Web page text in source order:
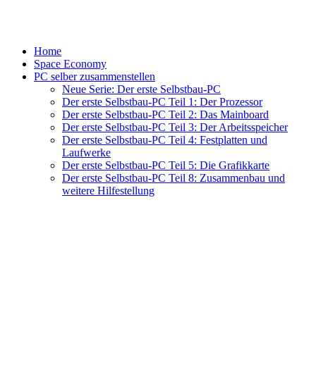
Home
Space Economy
PC selber zusammenstellen
Neue Serie: Der erste Selbstbau-PC
Der erste Selbstbau-PC Teil 1: Der Prozessor
Der erste Selbstbau-PC Teil 2: Das Mainboard
Der erste Selbstbau-PC Teil 3: Der Arbeitsspeicher
Der erste Selbstbau-PC Teil 4: Festplatten und
Laufwerke
Der erste Selbstbau-PC Teil 5: Die Grafikkarte
Der erste Selbstbau-PC Teil 8: Zusammenbau und
weitere Hilfestellung